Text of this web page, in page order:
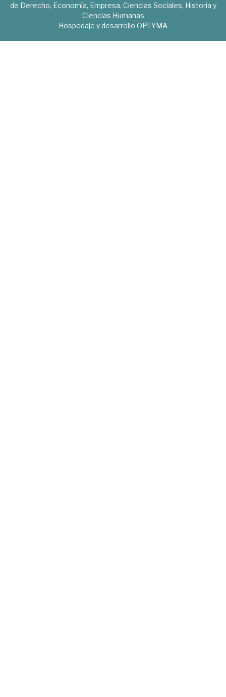
de Derecho, Economía, Empresa, Ciencias Sociales, Historia y
Ciencias Humanas
Hospedaje y desarrollo OPTYMA